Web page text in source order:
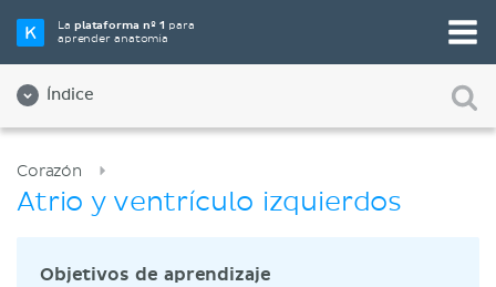
Laplataforma nº 1 para
aprender anatomía
Índice
Corazón
Atrio y ventrículo izquierdos
Objetivos de aprendizaje